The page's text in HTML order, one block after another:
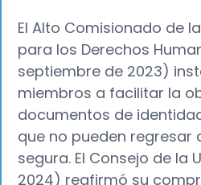
El Alto Comisionado de
para los Derechos
septiembre de 2023)
miembros a facilitar la
documentos de
que no pueden regresar
segura. El Consejo de la
2024) reafirmó su